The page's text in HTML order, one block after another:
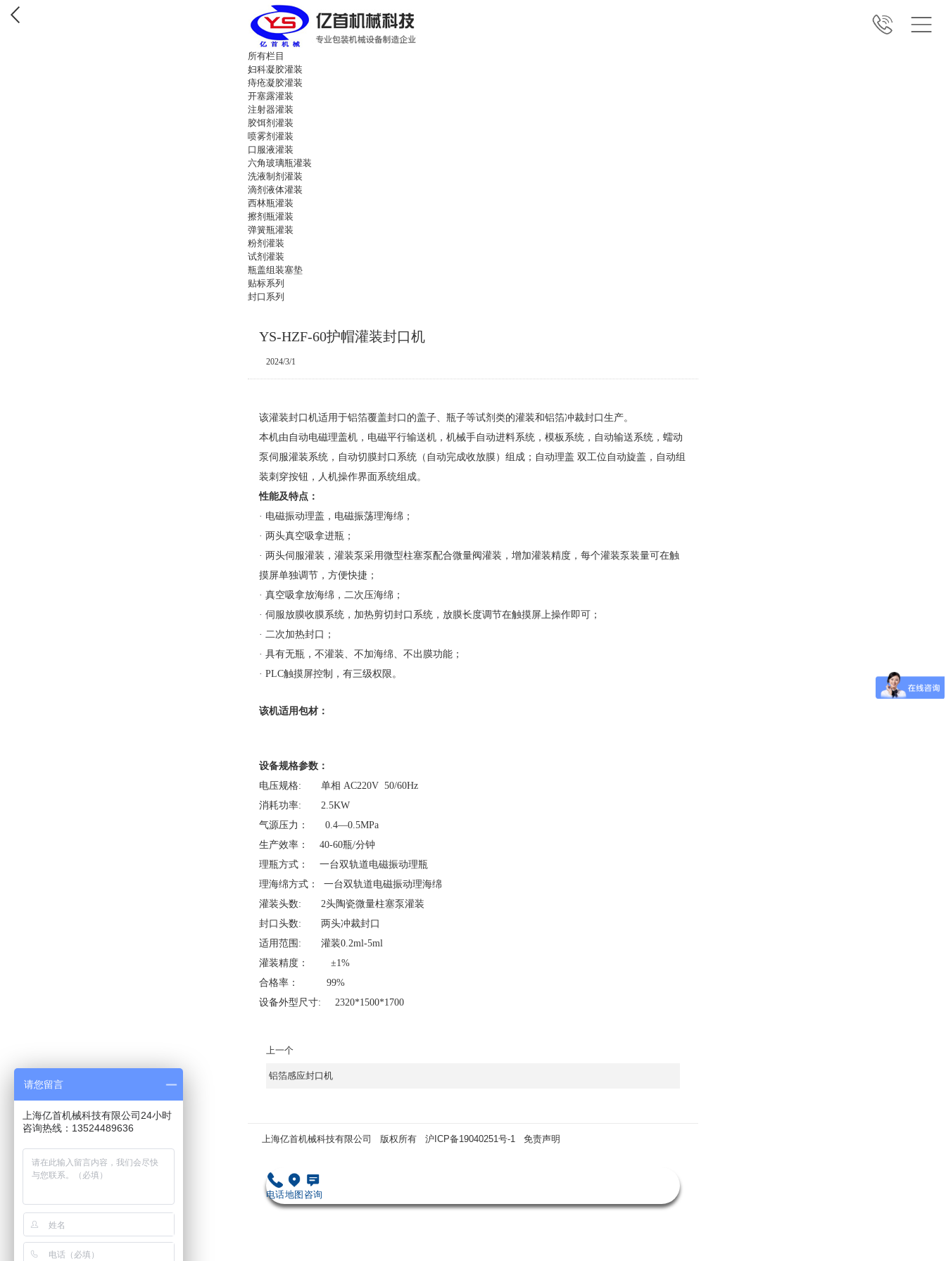
所有栏目
妇科凝胶灌装
痔疮凝胶灌装
开塞露灌装
注射器灌装
胶饵剂灌装
喷雾剂灌装
口服液灌装
六角玻璃瓶灌装
洗液制剂灌装
滴剂液体灌装
西林瓶灌装
擦剂瓶灌装
弹簧瓶灌装
粉剂灌装
试剂灌装
瓶盖组装塞垫
贴标系列
封口系列
YS-HZF-60护帽灌装封口机
2024/3/1
该灌装封口机适用于铝箔覆盖封口的盖子、瓶子等试剂类的灌装和铝箔冲裁封口生产。
本机由自动电磁理盖机，电磁平行输送机，机械手自动进料系统，模板系统，自动输送系统，蠕动
泵伺服灌装系统，自动切膜封口系统（自动完成收放膜）组成；自动理盖 双工位自动旋盖，自动组
装刺穿按钮，人机操作界面系统组成。
性能及特点：
· 电磁振动理盖，电磁振荡理海绵；
· 两头真空吸拿进瓶；
· 两头伺服灌装，灌装泵采用微型柱塞泵配合微量阀灌装，增加灌装精度，每个灌装泵装量可在触
摸屏单独调节，方便快捷；
· 真空吸拿放海绵，二次压海绵；
· 伺服放膜收膜系统，加热剪切封口系统，放膜长度调节在触摸屏上操作即可；
· 二次加热封口；
· 具有无瓶，不灌装、不加海绵、不出膜功能；
· PLC触摸屏控制，有三级权限。
该机适用包材：
设备规格参数 ：
电压规格: 单相 AC220V 50/60Hz
消耗功率: 2.5KW
气源压力： 0.4—0.5MPa
生产效率： 40-60瓶/分钟
理瓶方式： 一台双轨道电磁振动理瓶
理海绵方式： 一台双轨道电磁振动理海绵
灌装头数: 2头陶瓷微量柱塞泵灌装
封口头数: 两头冲裁封口
适用范围: 灌装0.2ml-5ml
灌装精度： ±1%
合格率： 99%
设备外型尺寸: 2320*1500*1700
上一个
铝箔感应封口机
上海亿首机械科技有限公司 版权所有 沪ICP备19040251号-1 免责声明
电话地图 咨询
请您留言
上海亿首机械科技有限公司24小时
咨询热线：13524489636